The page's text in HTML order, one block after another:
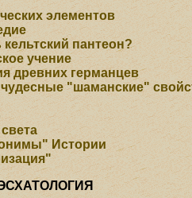
элементов
пантеон?
учение
древних германцев
"шаманские"
Истории